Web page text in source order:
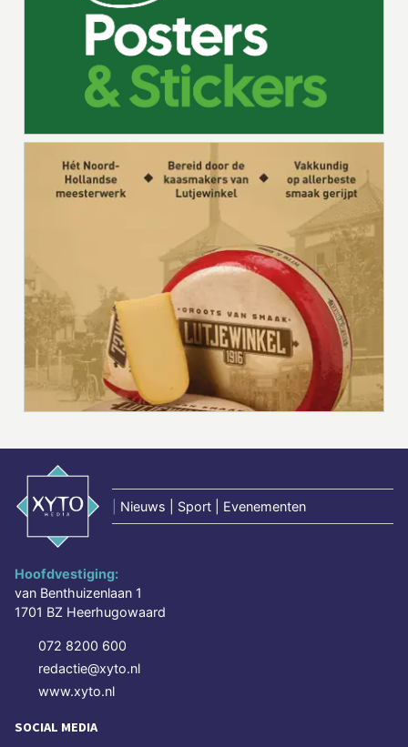
Nieuws | Sport | Evenementen
Hoofdvestiging:
van Benthuizenlaan 1
1701 BZ Heerhugowaard
072 8200 600
redactie@xyto.nl
www.xyto.nl
SOCIAL MEDIA